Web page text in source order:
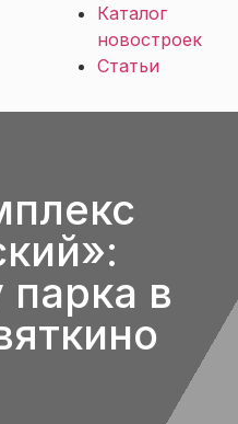
Каталог
новостроек
Статьи
в